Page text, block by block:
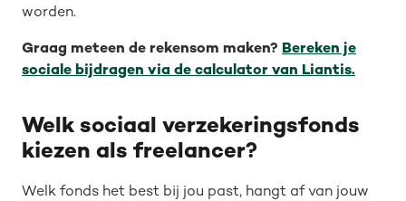
worden.
Graag meteen de rekensom maken? Bereken je
sociale bijdragen via de calculator van Liantis.
Welk sociaal verzekeringsfonds
kiezen als freelancer?
Welk fonds het best bij jou past, hangt af van jouw